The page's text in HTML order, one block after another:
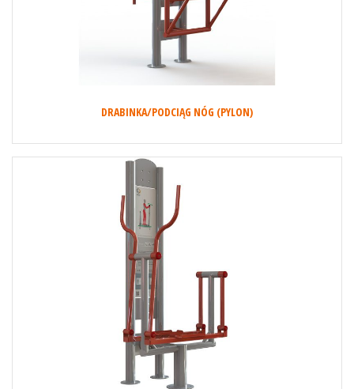
DRABINKA/PODCIĄG NÓG (PYLON)